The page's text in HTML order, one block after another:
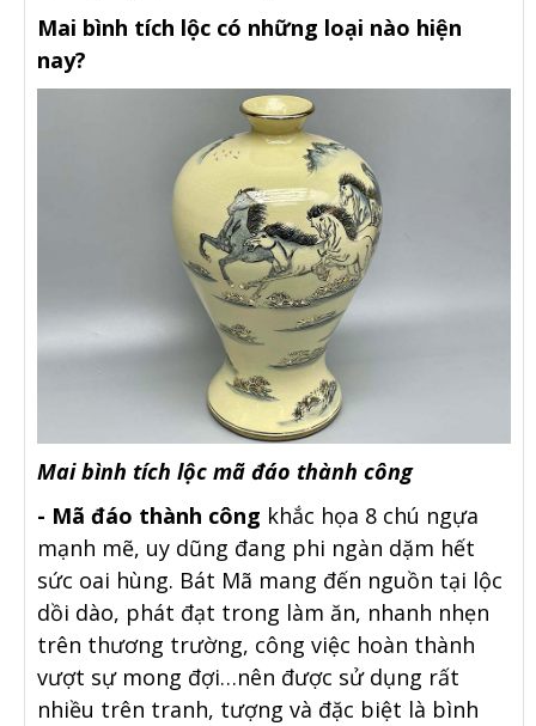
Mai bình tích lộc có những loại nào hiện
nay?
Mai bình tích lộc mã đáo thành công
- Mã đáo thành công khắc họa 8 chú ngựa
mạnh mẽ, uy dũng đang phi ngàn dặm hết
sức oai hùng. Bát Mã mang đến nguồn tại lộc
dồi dào, phát đạt trong làm ăn, nhanh nhẹn
trên thương trường, công việc hoàn thành
vượt sự mong đợi…nên được sử dụng rất
nhiều trên tranh, tượng và đặc biệt là bình